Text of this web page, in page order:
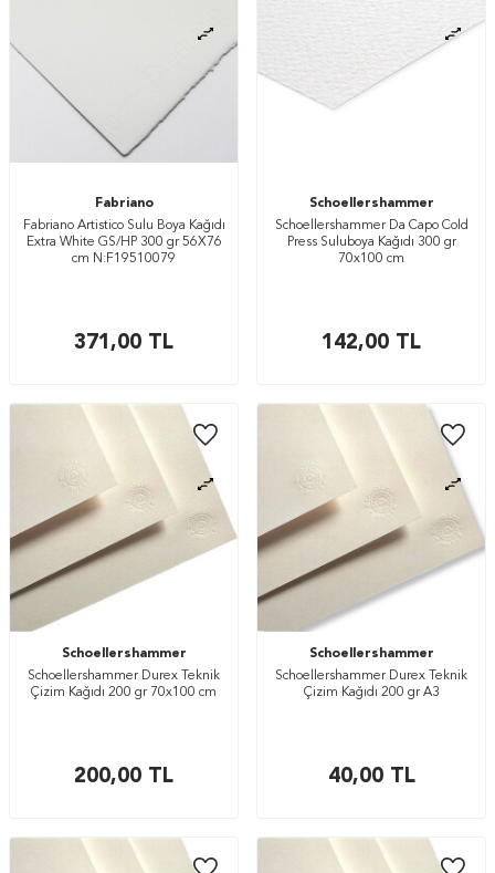
Fabriano
Fabriano Artistico Sulu Boya Kağıdı
Extra White GS/HP 300 gr 56X76
cm N:F19510079
371,00 TL
Schoellershammer
Schoellershammer Da Capo Cold
Press Suluboya Kağıdı 300 gr
70x100 cm
142,00 TL
Schoellershammer
Schoellershammer Durex Teknik
Çizim Kağıdı 200 gr 70x100 cm
200,00 TL
Schoellershammer
Schoellershammer Durex Teknik
Çizim Kağıdı 200 gr A3
40,00TL